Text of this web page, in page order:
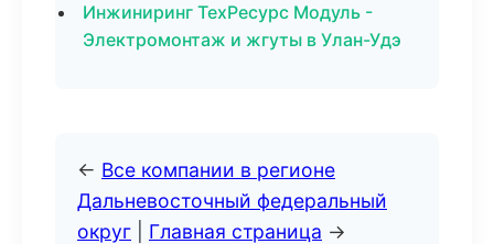
Инжиниринг ТехРесурс Модуль -
Электромонтаж и жгуты в Улан-Удэ
← Все компании в регионе
Дальневосточный федеральный
округ
Главная страница →